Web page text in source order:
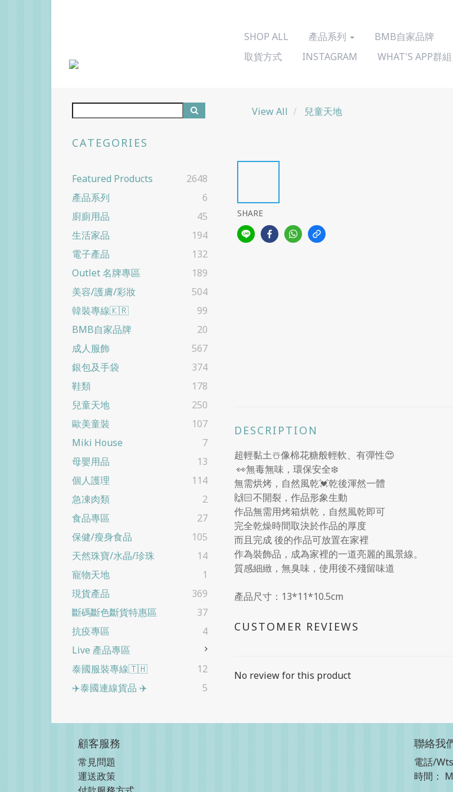
SHOP ALL 產品系列 BMB自家品牌
取貨方式
INSTAGRAM WHAT'S APP群組
CATEGORIES
Featured Products
2648
產品系列
6
廚廁用品
45
生活家品
194
電子產品
132
Outlet 名牌專區
189
美容/護膚/彩妝
504
韓裝專線🇰🇷
99
BMB自家品牌
20
成人服飾
567
銀包及手袋
374
鞋類
178
兒童天地
250
歐美童裝
107
Miki House
7
母嬰用品
13
個人護理
114
急凍肉類
2
食品專區
27
保健/瘦身食品
105
天然珠寶/水晶/珍珠
14
寵物天地
1
現貨產品
369
斷碼斷色斷貨特惠區
37
抗疫專區
4
Live 產品專區
泰國服裝專線🇹🇭
12
✈️泰國連線貨品 ✈️
5
View All 兒童天地
SHARE
DESCRIPTION
超輕黏土☃️像棉花糖般輕軟、有彈性😍
👀無毒無味，環保安全❄️
無需烘烤，自然風乾💓乾後渾然一體
🙌🏻不開裂，作品形象生動
作品無需用烤箱烘乾，自然風乾即可
完全乾燥時間取決於作品的厚度
而且完成 後的作品可放置在家裡
作為裝飾品，成為家裡的一道亮麗的風景線。
質感細緻，無臭味，使用後不殘留味道
產品尺寸：13*11*10.5cm
CUSTOMER REVIEWS
No review for this product
顧客服務
常見問題
運送政策
聯絡我
電話/
時間：